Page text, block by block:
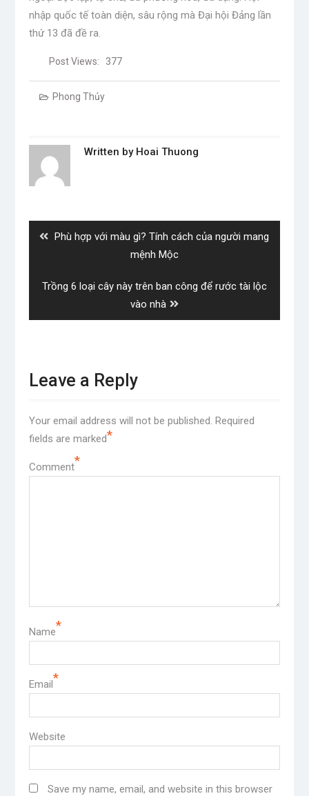
nhập quốc tế toàn diện, sâu rộng mà Đại hội Đảng lần
thứ 13 đã đề ra.
Post Views: 377
Phong Thủy
Written by Hoai Thuong
Previous
Phù hợp với màu gì? Tính cách của người mang
mệnh Mộc
Next
Trồng 6 loại cây này trên ban công để rước tài lộc
vào nhà
Leave a Reply
Your email address will not be published. Required
fields are marked*
Comment*
Name*
Email*
Website
Save my name, email, and website in this browser